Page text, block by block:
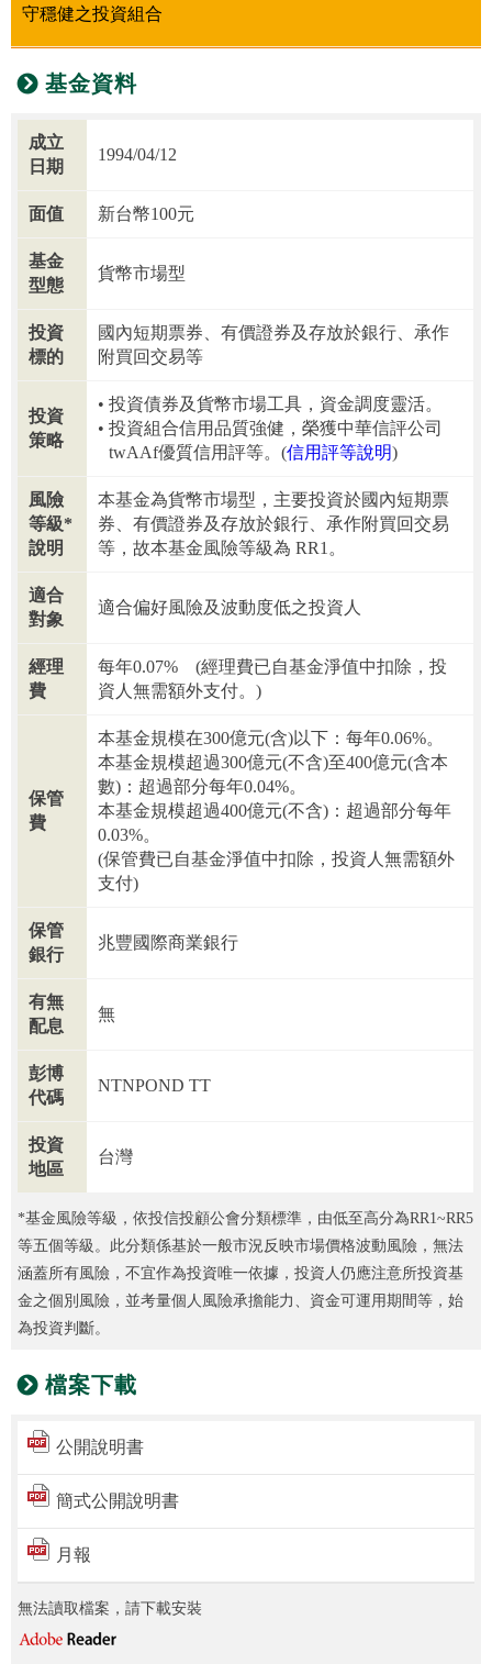
守穩健之投資組合
基金資料
成立
日期
1994/04/12
面值 新台幣100元
基金
型態
貨幣市場型
投資
標的
國內短期票券、有價證券及存放於銀行、承作
附買回交易等
投資
策略
投資債券及貨幣市場工具，資金調度靈活。
投資組合信用品質強健，榮獲中華信評公司
twAAf優質信用評等。(信用評等說明)
風險
等級*
說明
本基金為貨幣市場型，主要投資於國內短期票
券、有價證券及存放於銀行、承作附買回交易
等，故本基金風險等級為 RR1。
適合
對象
適合偏好風險及波動度低之投資人
經理
費
每年0.07% (經理費已自基金淨值中扣除，投
資人無需額外支付。)
保管
費
本基金規模在300億元(含)以下：每年0.06%。
本基金規模超過300億元(不含)至400億元(含本
數)：超過部分每年0.04%。
本基金規模超過400億元(不含)：超過部分每年
0.03%。
(保管費已自基金淨值中扣除，投資人無需額外
支付)
保管
銀行
兆豐國際商業銀行
有無
配息
無
彭博
代碼
NTNPOND TT
投資
地區
台灣
*基金風險等級，依投信投顧公會分類標準，由低至高分為RR1~RR5
等五個等級。此分類係基於一般市況反映市場價格波動風險，無法
涵蓋所有風險，不宜作為投資唯一依據，投資人仍應注意所投資基
金之個別風險，並考量個人風險承擔能力、資金可運用期間等，始
為投資判斷。
檔案下載
公開說明書
簡式公開說明書
月報
無法讀取檔案，請下載安裝